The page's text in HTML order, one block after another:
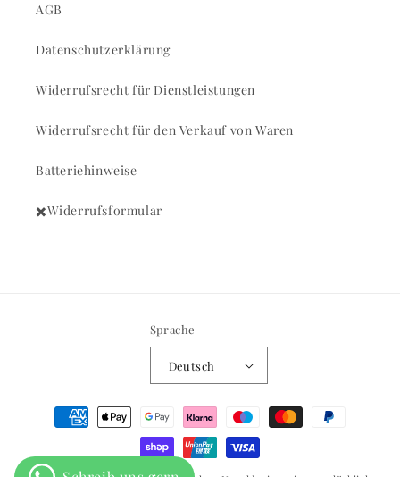
AGB
Datenschutzerklärung
Widerrufsrecht für Dienstleistungen
Widerrufsrecht für den Verkauf von Waren
Batteriehinweise
✖️Widerrufsformular
Sprache
Deutsch
Zahlungsmethoden